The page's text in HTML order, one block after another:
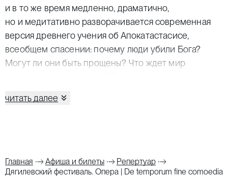
и в то же время медленно, драматично,
но и медитативно разворачивается современная
версия древнего учения об Апокатастасисе,
всеобщем спасении: почему люди убили Бога?
Могут ли они быть прощены? Что ждет мир
следует идеям реформатора музыкального театра
простые музыкальные формы, якобы
читать далее
Главная Афиша и билеты
Репертуар
Дягилевский фестиваль. Опера | De temporum fine comoedia